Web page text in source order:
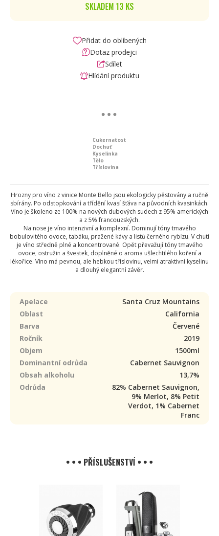
SKLADEM 13 KS
Přidat do oblíbených
Dotaz prodejci
Sdílet
Hlídání produktu
Cukernatost
Dochuť
Kyselinka
Tělo
Tříslovina
Hrozny pro víno z vinice Monte Bello jsou ekologicky pěstovány a ručně
sbírány. Po odstopkování a třídění kvasí šťáva na původních kvasinkách.
Víno je školeno ze 100% na nových dubových sudech z 95% amerických
a z 5% francouzských.
Na nose je víno intenzivní a komplexní. Dominují tóny tmavého
bobulovitého ovoce, tabáku, pražené kávy a listů černého rybízu. V chuti
je víno středně plné a koncentrované. Opět převažují tóny tmavého
ovoce, ostružin a švestek, doplněné o aroma ušlechtilého koření a
lékořice. Víno má pevnou, ale hebkou tříslovinu, velmi atraktivní kyselinu
a dlouhý elegantní závěr.
Apelace
Santa Cruz Mountains
Oblast
California
Barva
Červené
Ročník
2019
Objem
1500ml
Dominantní odrůda
Cabernet Sauvignon
Obsah alkoholu
13,7%
Odrůda
82% Cabernet Sauvignon,
9% Merlot, 8% Petit
Verdot, 1% Cabernet
Franc
• • • PŘÍSLUŠENSTVÍ • • •